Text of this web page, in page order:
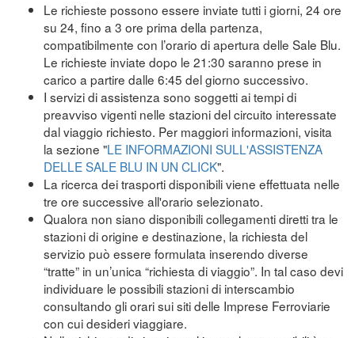
Le richieste possono essere inviate tutti i giorni, 24 ore
su 24, fino a 3 ore prima della partenza,
compatibilmente con l’orario di apertura delle Sale Blu.
Le richieste inviate dopo le 21:30 saranno prese in
carico a partire dalle 6:45 del giorno successivo.
I servizi di assistenza sono soggetti ai tempi di
preavviso vigenti nelle stazioni del circuito interessate
dal viaggio richiesto. Per maggiori informazioni, visita
la sezione "LE INFORMAZIONI SULL'ASSISTENZA
DELLE SALE BLU IN UN CLICK".
La ricerca dei trasporti disponibili viene effettuata nelle
tre ore successive all'orario selezionato.
Qualora non siano disponibili collegamenti diretti tra le
stazioni di origine e destinazione, la richiesta del
servizio può essere formulata inserendo diverse
“tratte” in un’unica “richiesta di viaggio”. In tal caso devi
individuare le possibili stazioni di interscambio
consultando gli orari sui siti delle Imprese Ferroviarie
con cui desideri viaggiare.